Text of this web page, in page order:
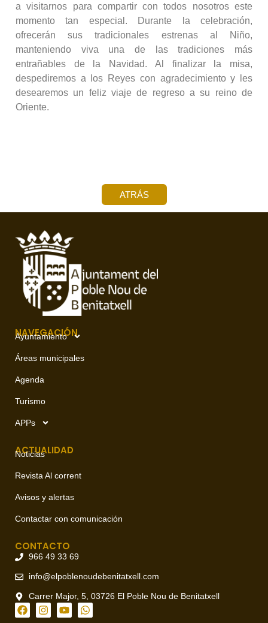
a visitarnos para compartir con todos nosotros este
momento tan especial. Durante la celebración,
ofrecerán sus tradicionales estrenas al Niño,
manteniendo viva una de las tradiciones más
entrañables de la Navidad. Al finalizar la misa,
despediremos a los Reyes con agradecimiento y les
desearemos un feliz viaje de regreso a su reino de
Oriente.
ATRÁS
NAVEGACIÓN
Ayuntamiento
Áreas municipales
Agenda
Turismo
APPs
ACTUALIDAD
Noticias
Revista Al corrent
Avisos y alertas
Contactar con comunicación
CONTACTO
966 49 33 69
info@elpoblenoudebenitatxell.com
Carrer Major, 5, 03726 El Poble Nou de Benitatxell